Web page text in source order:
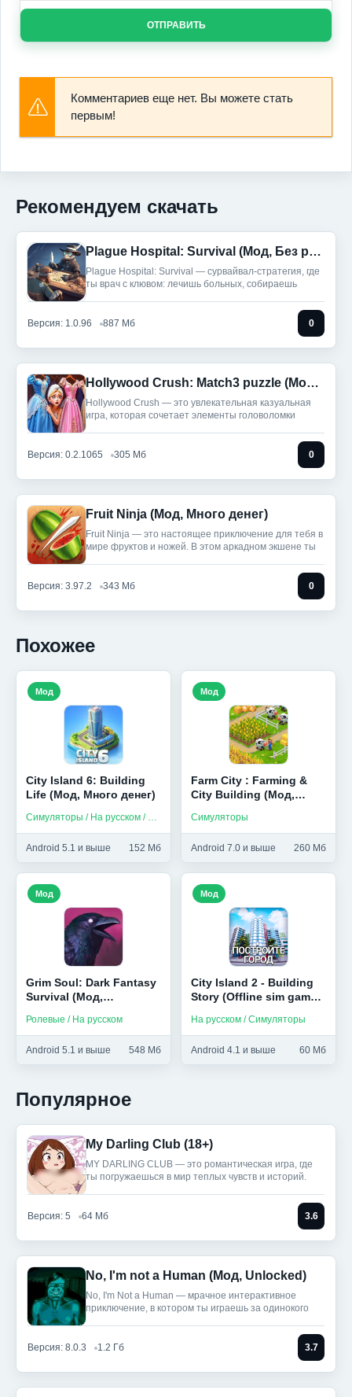
ОТПРАВИТЬ
Комментариев еще нет. Вы можете стать
первым!
Рекомендуем скачать
Plague Hospital: Survival (Мод, Без рекламы)
Plague Hospital: Survival — сурвайвал-стратегия, где
ты врач с клювом: лечишь больных, собираешь
Версия: 1.0.96 887 Мб 0
Hollywood Crush: Match3 puzzle (Мод, без рекламы)
Hollywood Crush — это увлекательная казуальная
игра, которая сочетает элементы головоломки
Версия: 0.2.1065 305 Мб 0
Fruit Ninja (Мод, Много денег)
Fruit Ninja — это настоящее приключение для тебя в
мире фруктов и ножей. В этом аркадном экшене ты
Версия: 3.97.2 343 Мб 0
Похожее
City Island 6: Building
Life (Мод, Много денег)
Симуляторы / На русском / Без интернета
Android 5.1 и выше 152 Мб
Мод
Farm City : Farming &
City Building (Мод,
Симуляторы
Android 7.0 и выше 260 Мб
Мод
Grim Soul: Dark Fantasy
Survival (Мод,
Ролевые / На русском
Android 5.1 и выше 548 Мб
Мод
City Island 2 - Building
Story (Offline sim game)
На русском / Симуляторы
Android 4.1 и выше 60 Мб
Мод
Популярное
My Darling Club (18+)
MY DARLING CLUB — это романтическая игра, где
ты погружаешься в мир теплых чувств и историй.
Версия: 5 64 Мб 3.6
No, I'm not a Human (Мод, Unlocked)
No, I'm Not a Human — мрачное интерактивное
приключение, в котором ты играешь за одинокого
Версия: 8.0.3 1.2 Гб 3.7